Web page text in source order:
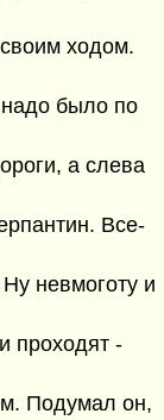
ходом.
было по
а слева
Все-
невмоготу и
проходят -
Подумал он,